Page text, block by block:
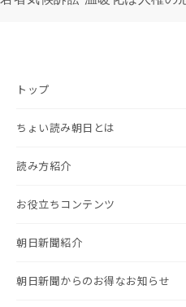
トップ
ちょい読み朝日とは
読み方紹介
お役立ちコンテンツ
朝日新聞紹介
朝日新聞からのお得なお知らせ